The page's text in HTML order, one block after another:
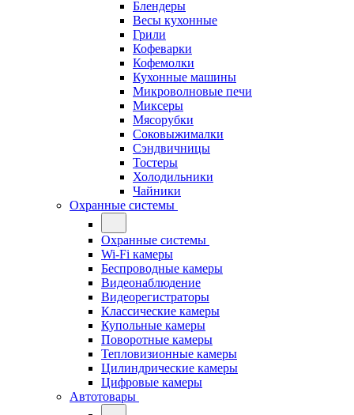
Блендеры
Весы кухонные
Грили
Кофеварки
Кофемолки
Кухонные машины
Микроволновые печи
Миксеры
Мясорубки
Соковыжималки
Сэндвичницы
Тостеры
Холодильники
Чайники
Охранные системы
Охранные системы
Wi-Fi камеры
Беспроводные камеры
Видеонаблюдение
Видеорегистраторы
Классические камеры
Купольные камеры
Поворотные камеры
Тепловизионные камеры
Цилиндрические камеры
Цифровые камеры
Автотовары